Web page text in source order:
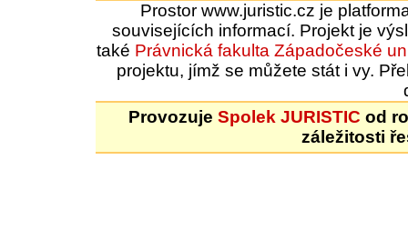
Prostor www.juristic.cz je
souvisejících informací. Projekt je
také Právnická fakulta Západočeské
projektu, jímž se můžete stát i vy.
Provozuje Spolek JURISTIC od
záležitosti